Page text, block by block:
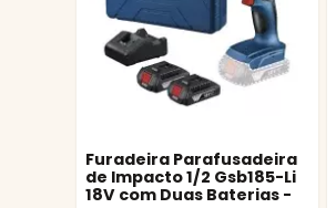
Furadeira Parafusadeira
de Impacto 1/2 Gsb185-Li
18V com Duas Baterias -